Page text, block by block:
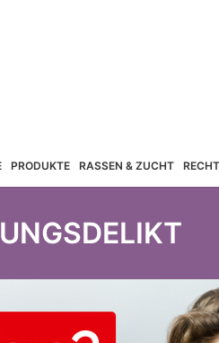
PRODUKTE RASSEN & ZUCHT